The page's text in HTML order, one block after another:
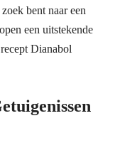
bent naar een
een uitstekende
Dianabol